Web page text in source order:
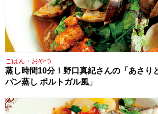
ごはん・おやつ
蒸し時間10分！野口真紀さんの「あさり
パン蒸し ポルトガル風」